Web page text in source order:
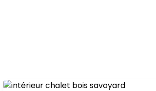
Intérieur